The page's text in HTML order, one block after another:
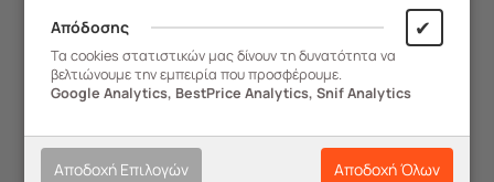
Απόδοσης ✔
Τα cookies στατιστικών μας δίνουν τη δυνατότητα να
βελτιώνουμε την εμπειρία που προσφέρουμε.
Google Analytics, BestPrice Analytics, Snif Analytics
Αποδοχή Επιλογών Αποδοχή Όλων